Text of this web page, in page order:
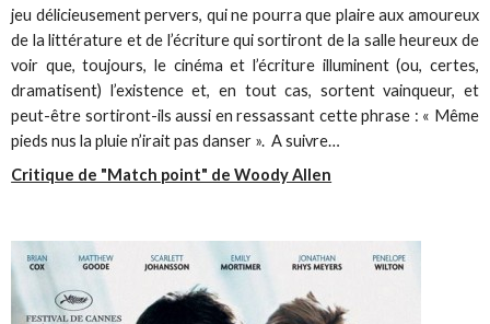
jeu délicieusement pervers, qui ne pourra que plaire aux amoureux
de la littérature et de l’écriture qui sortiront de la salle heureux de
voir que, toujours, le cinéma et l’écriture illuminent (ou, certes,
dramatisent) l’existence et, en tout cas, sortent vainqueur, et
peut-être sortiront-ils aussi en ressassant cette phrase : « Même
pieds nus la pluie n’irait pas danser ». A suivre…
Critique de "Match point" de Woody Allen